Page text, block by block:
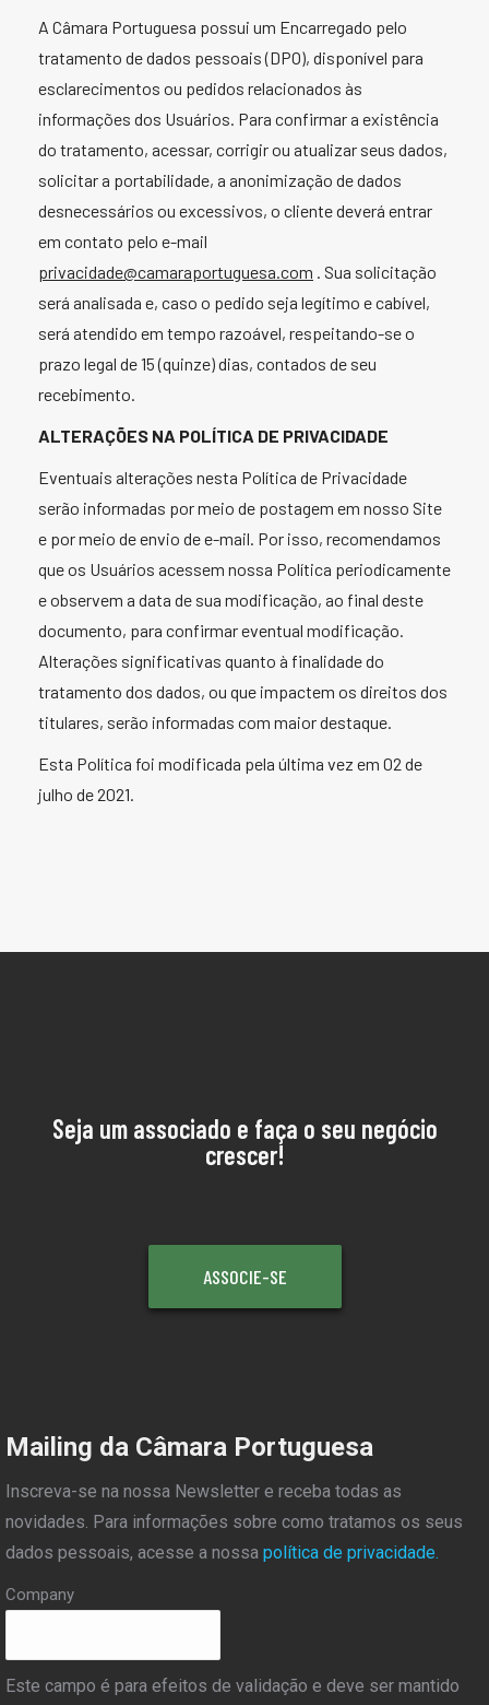
A Câmara Portuguesa possui um Encarregado pelo
tratamento de dados pessoais (DPO), disponível para
esclarecimentos ou pedidos relacionados às
informações dos Usuários. Para confirmar a existência
do tratamento, acessar, corrigir ou atualizar seus dados,
solicitar a portabilidade, a anonimização de dados
desnecessários ou excessivos, o cliente deverá entrar
em contato pelo e-mail
privacidade@camaraportuguesa.com . Sua solicitação
será analisada e, caso o pedido seja legítimo e cabível,
será atendido em tempo razoável, respeitando-se o
prazo legal de 15 (quinze) dias, contados de seu
recebimento.
ALTERAÇÕES NA POLÍTICA DE PRIVACIDADE
Eventuais alterações nesta Política de Privacidade
serão informadas por meio de postagem em nosso Site
e por meio de envio de e-mail. Por isso, recomendamos
que os Usuários acessem nossa Política periodicamente
e observem a data de sua modificação, ao final deste
documento, para confirmar eventual modificação.
Alterações significativas quanto à finalidade do
tratamento dos dados, ou que impactem os direitos dos
titulares, serão informadas com maior destaque.
Esta Política foi modificada pela última vez em 02 de
julho de 2021.
Seja um associado e faça o seu negócio
crescer!
ASSOCIE-SE
Mailing da Câmara Portuguesa
Inscreva-se na nossa Newsletter e receba todas as
novidades. Para informações sobre como tratamos os seus
dados pessoais, acesse a nossa política de privacidade.
Company
Este campo é para efeitos de validação e deve ser mantido